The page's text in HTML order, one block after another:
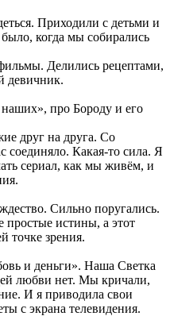
Приходили с детьми и
когда мы собирались
Делились рецептами,
девичник.
наших», про Бороду и его
друг на друга. Со
соединяло. Какая-то сила. Я
сериал, как мы живём, и
Сильно поругались.
истины, а этот
точке зрения.
и деньги». Наша Светка
любви нет. Мы кричали,
И я приводила свои
с экрана телевидения.